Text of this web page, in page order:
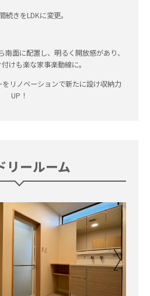
続きをLDKに変更。
面に配置し、明るく開放感があり、
けも楽な家事楽動線に。
リノベーションで新たに設け収納力
UP！
リールーム